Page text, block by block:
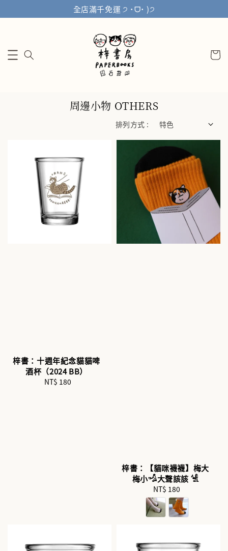
全店滿千免運 ੭ ˙ᗜ˙ )੭
周邊小物 OTHERS
排列方式 :
梓書：十週年紀念貓貓啤
酒杯（2024 BB）
Regular
NT$ 180
梓書：【貓咪襪襪】梅大
梅小𓁉大聲該該 𓀽
Regular
price
NT$ 180